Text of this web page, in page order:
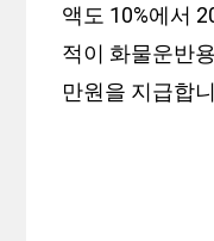
액도 10%에서
적이 화물운반
만원을 지급합